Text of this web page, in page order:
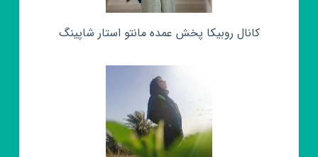
کانال روبیکا پخش عمده مانتو استار شاپینگ